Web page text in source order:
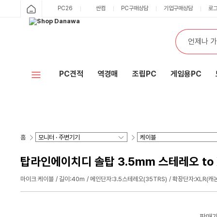
PC26 싼컴 PC구매상담 기업구매상담 로
PC견적 역경매 조립PC 게임용PC
홈
탑라인에이치디 솔탑 3.5mm 스테레오
마이크 케이블 길이:40m 메인단자:3.5스테레오(35TRS) 확장단자:XLR(캐